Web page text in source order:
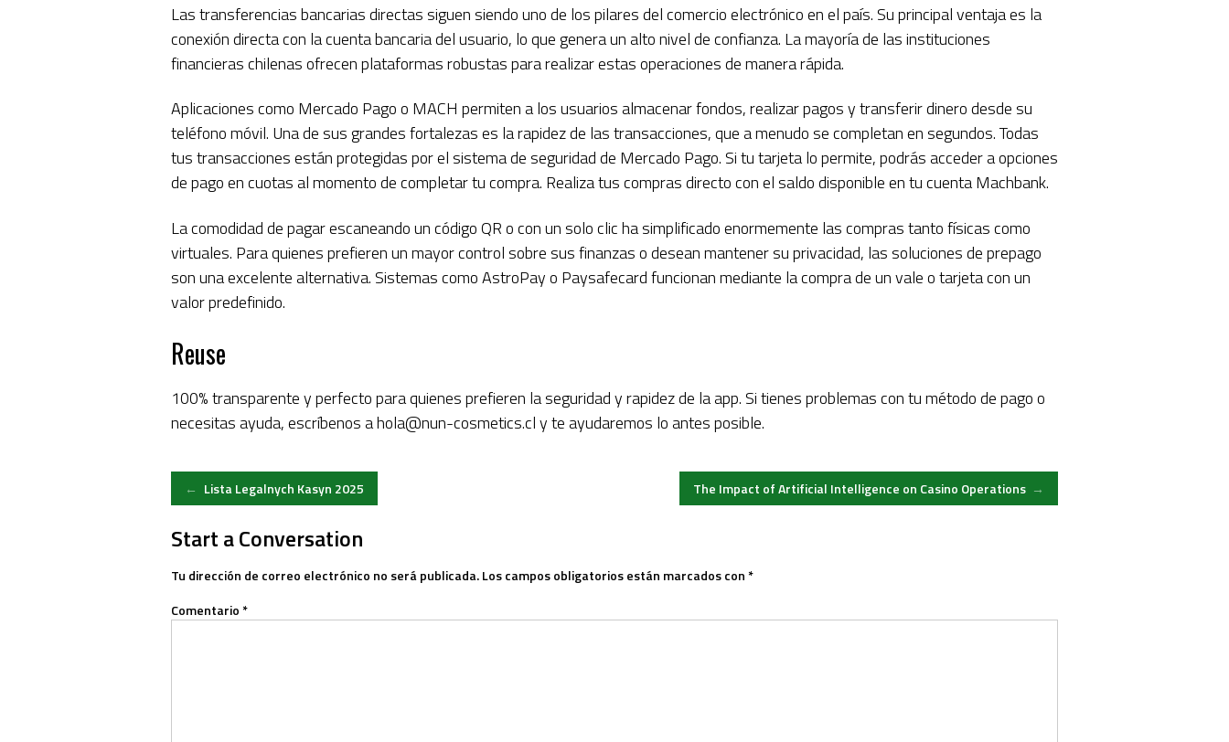
Las transferencias bancarias directas siguen siendo uno de los pilares del comercio electrónico en el país. Su principal ventaja es la
conexión directa con la cuenta bancaria del usuario, lo que genera un alto nivel de confianza. La mayoría de las instituciones
financieras chilenas ofrecen plataformas robustas para realizar estas operaciones de manera rápida.
Aplicaciones como Mercado Pago o MACH permiten a los usuarios almacenar fondos, realizar pagos y transferir dinero desde su
teléfono móvil. Una de sus grandes fortalezas es la rapidez de las transacciones, que a menudo se completan en segundos. Todas
tus transacciones están protegidas por el sistema de seguridad de Mercado Pago. Si tu tarjeta lo permite, podrás acceder a opciones
de pago en cuotas al momento de completar tu compra. Realiza tus compras directo con el saldo disponible en tu cuenta Machbank.
La comodidad de pagar escaneando un código QR o con un solo clic ha simplificado enormemente las compras tanto físicas como
virtuales. Para quienes prefieren un mayor control sobre sus finanzas o desean mantener su privacidad, las soluciones de prepago
son una excelente alternativa. Sistemas como AstroPay o Paysafecard funcionan mediante la compra de un vale o tarjeta con un
valor predefinido.
Reuse
100% transparente y perfecto para quienes prefieren la seguridad y rapidez de la app. Si tienes problemas con tu método de pago o
necesitas ayuda, escríbenos ahola@nun-cosmetics.cly te ayudaremos lo antes posible.
Post
navigation
← Lista Legalnych Kasyn 2025 The Impact of Artificial Intelligence on Casino Operations →
Start a Conversation
Tu dirección de correo electrónico no será publicada.Los campos obligatorios están marcados con*
Comentario*